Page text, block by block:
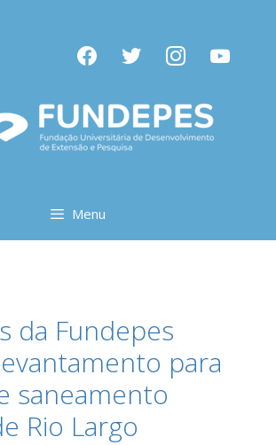
facebooktwitter instagramyoutube
Menu
da Fundepes
para
saneamento
Rio Largo